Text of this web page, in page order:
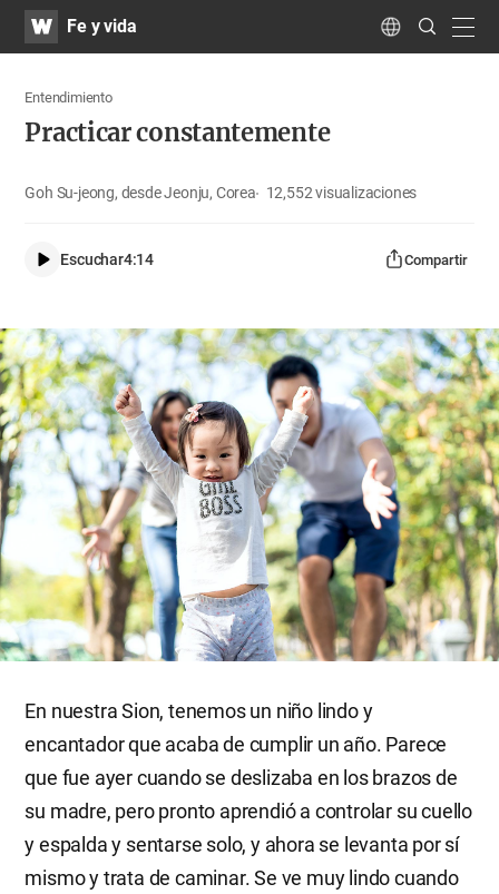
WATVFe y vida Language
Search
Submit
Entendimiento
Practicar constantemente
Goh Su-jeong, desde Jeonju, Corea 12,552visualizaciones
Escuchar4:14 Compartir
En nuestra Sion, tenemos un niño lindo y
encantador que acaba de cumplir un año. Parece
que fue ayer cuando se deslizaba en los brazos de
su madre, pero pronto aprendió a controlar su cuello
y espalda y sentarse solo, y ahora se levanta por sí
mismo y trata de caminar. Se ve muy lindo cuando